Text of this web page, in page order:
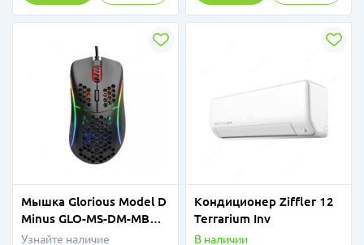
Мышка Glorious Model D
Minus GLO-MS-DM-MB
Matte Black
Узнайте наличие
Кондиционер Ziffler 12
Terrarium Inv
В наличии